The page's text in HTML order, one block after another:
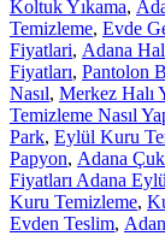
Koltuk Yıkama,
Temizleme, Evde
Fiyatlari, Adana
Fiyatları, Pantolon
Nasıl, Merkez Halı
Temizleme Nasıl
Park, Eylül Kuru
Papyon, Adana
Fiyatları Adana
Kuru Temizleme,
Evden Teslim,